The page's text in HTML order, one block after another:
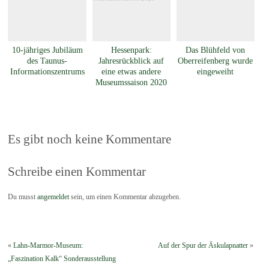
10-jähriges Jubiläum
des Taunus-
Informationszentrums
Hessenpark:
Jahresrückblick auf
eine etwas andere
Museumssaison 2020
Das Blühfeld von
Oberreifenberg wurde
eingeweiht
Es gibt noch keine Kommentare
Schreibe einen Kommentar
Du musstangemeldet sein, um einen Kommentar abzugeben.
«Lahn-Marmor-Museum:
„Faszination Kalk“ Sonderausstellung
Auf der Spur der Äskulapnatter»